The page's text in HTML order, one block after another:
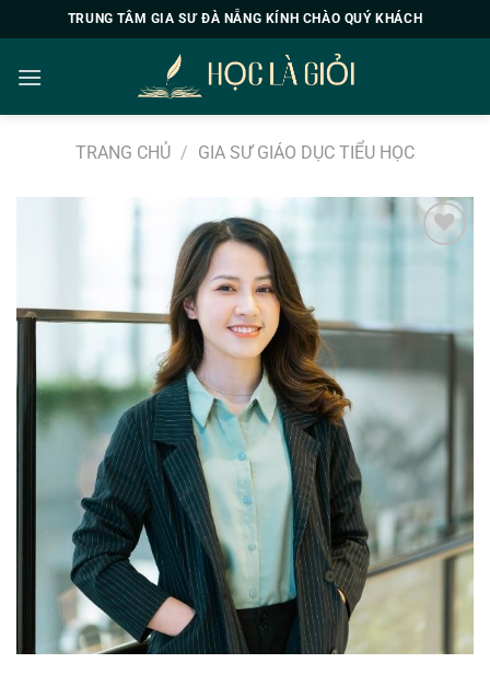
đến
nội
TRUNG TÂM GIA SƯ ĐÀ NẴNG KÍNH CHÀO QUÝ KHÁCH
TRANG CHỦ / GIA SƯ GIÁO DỤC TIỂU HỌC
wishlist